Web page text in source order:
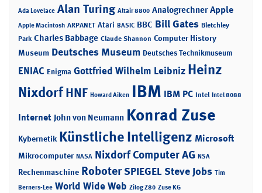
Ada Lovelace Alan Turing Altair 8800 Analogrechner Apple
Apple Macintosh ARPANET Atari BASIC BBC Bill Gates Bletchley
Park Charles Babbage Claude Shannon Computer History
Museum Deutsches Museum Deutsches Technikmuseum
ENIAC Enigma Gottfried Wilhelm Leibniz Heinz
NixdorfHNF Howard Aiken IBM IBM PC Intel Intel 8088
Internet John von Neumann Konrad Zuse
Kybernetik Künstliche Intelligenz Microsoft
Mikrocomputer NASA Nixdorf Computer AG NSA
Rechenmaschine RoboterSPIEGELSteve Jobs Tim
Berners-Lee World Wide Web Zilog Z80 Zuse KG